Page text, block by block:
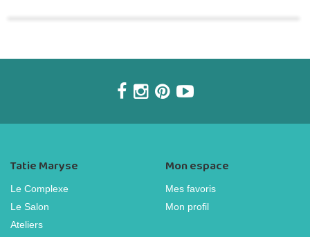
Tatie Maryse
Le Complexe
Le Salon
Ateliers
Mon espace
Mes favoris
Mon profil